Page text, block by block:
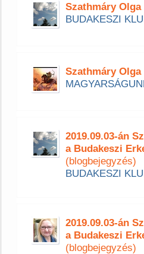
Szathmáry
BUDAKESZI
Szathmáry
2019.09.03-án
a Budakeszi
(blogbejegyzés)
BUDAKESZI
2019.09.03-án
a Budakeszi
(blogbejegyzés)